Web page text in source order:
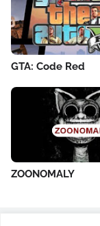
GTA: Code Red
ZOONOMALY